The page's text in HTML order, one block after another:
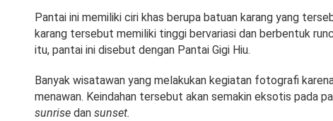
Pantai ini memiliki ciri khas berupa batuan karang yang
karang tersebut memiliki tinggi bervariasi dan berbentuk
itu, pantai ini disebut dengan Pantai Gigi Hiu.
Banyak wisatawan yang melakukan kegiatan fotografi
menawan. Keindahan tersebut akan semakin eksotis pada
sunrise dan sunset.